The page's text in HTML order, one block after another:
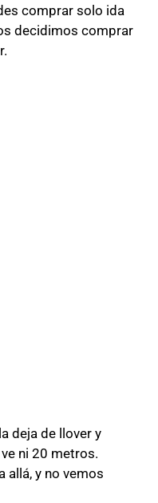
comprar solo ida
decidimos comprar
deja de llover y
ni 20 metros.
allá, y no vemos